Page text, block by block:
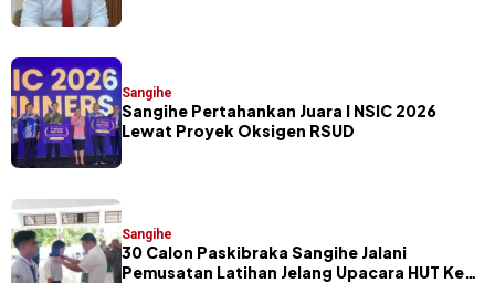
Sangihe
Sangihe Pertahankan Juara I NSIC 2026
Lewat Proyek Oksigen RSUD
Sangihe
30 Calon Paskibraka Sangihe Jalani
Pemusatan Latihan Jelang Upacara HUT Ke-